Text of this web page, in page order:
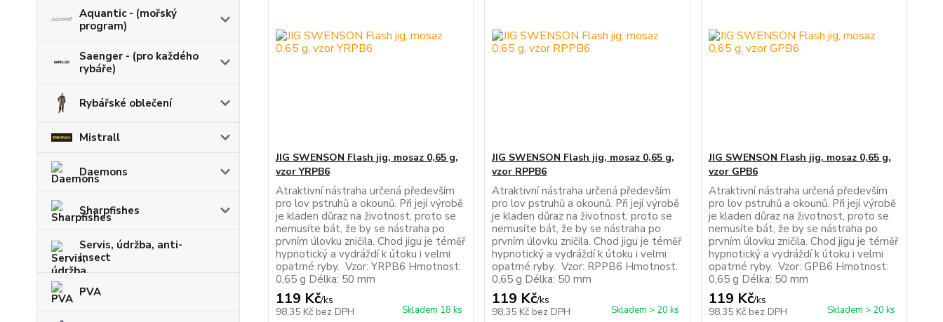
Aquantic - (mořský
program)
Saenger - (pro každého
rybáře)
Rybářské oblečení
Mistrall
Daemons
Sharpfishes
Servis, údržba, anti-
insect
PVA
JIG SWENSON Flash jig, mosaz 0,65 g,
vzor YRPB6
Atraktivní nástraha určená především
pro lov pstruhů a okounů. Při její výrobě
je kladen důraz na životnost, proto se
nemusíte bát, že by se nástraha po
prvním úlovku zničila. Chod jigu je téměř
hypnotický a vydráždí k útoku i velmi
opatrné ryby. Vzor: YRPB6 Hmotnost:
0,65 g Délka: 50 mm
119 Kč/ks
98,35 Kč bez DPH Skladem 18 ks
JIG SWENSON Flash jig, mosaz 0,65 g,
vzor RPPB6
Atraktivní nástraha určená především
pro lov pstruhů a okounů. Při její výrobě
je kladen důraz na životnost, proto se
nemusíte bát, že by se nástraha po
prvním úlovku zničila. Chod jigu je téměř
hypnotický a vydráždí k útoku i velmi
opatrné ryby. Vzor: RPPB6 Hmotnost:
0,65 g Délka: 50 mm
119 Kč/ks
98,35 Kč bez DPH Skladem > 20 ks
JIG SWENSON Flash jig, mosaz 0,65 g,
vzor GPB6
Atraktivní nástraha určená především
pro lov pstruhů a okounů. Při její výrobě
je kladen důraz na životnost, proto se
nemusíte bát, že by se nástraha po
prvním úlovku zničila. Chod jigu je téměř
hypnotický a vydráždí k útoku i velmi
opatrné ryby. Vzor: GPB6 Hmotnost:
0,65 g Délka: 50 mm
119 Kč/ks
98,35 Kč bez DPH Skladem > 20 ks